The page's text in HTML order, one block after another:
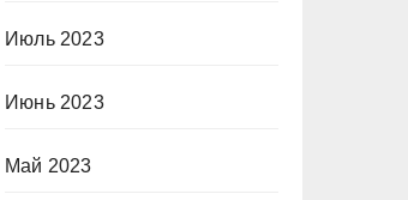
Июль 2023
Июнь 2023
Май 2023